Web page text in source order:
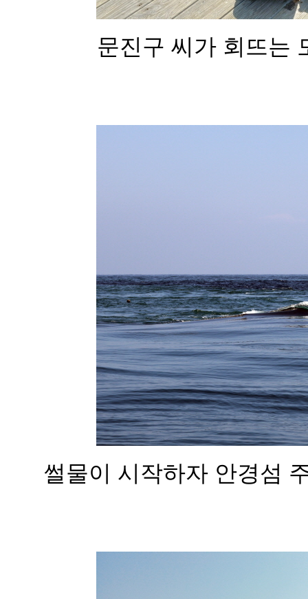
문진구 씨가 회뜨는
썰물이 시작하자 안경섬